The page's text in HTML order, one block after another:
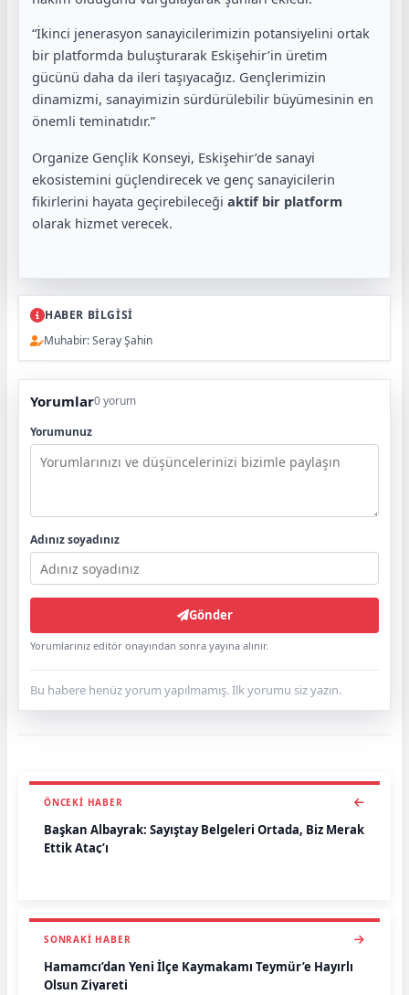
“İkinci jenerasyon sanayicilerimizin potansiyelini ortak
bir platformda buluşturarak Eskişehir’in üretim
gücünü daha da ileri taşıyacağız. Gençlerimizin
dinamizmi, sanayimizin sürdürülebilir büyümesinin en
önemli teminatıdır.”
Organize Gençlik Konseyi, Eskişehir’de sanayi
ekosistemini güçlendirecek ve genç sanayicilerin
fikirlerini hayata geçirebileceği aktif bir platform
olarak hizmet verecek.
HABER BİLGİSİ
Muhabir: Seray Şahin
Yorumlar0 yorum
Yorumunuz
Adınız soyadınız
Gönder
Yorumlarınız editör onayından sonra yayına alınır.
Bu habere henüz yorum yapılmamış. İlk yorumu siz yazın.
ÖNCEKI HABER
Başkan Albayrak: Sayıştay Belgeleri Ortada, Biz Merak
Ettik Ataç’ı
SONRAKI HABER
Hamamcı’dan Yeni İlçe Kaymakamı Teymür’e Hayırlı
Olsun Ziyareti